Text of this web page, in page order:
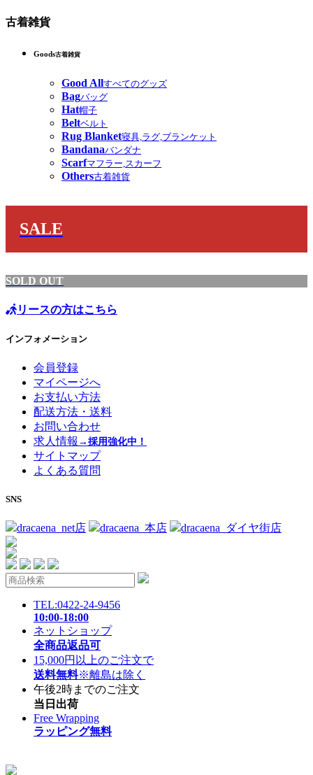
古着雑貨
Goods古着雑貨
Good Allすべてのグッズ
Bagバッグ
Hat帽子
Beltベルト
Rug Blanket寝具,ラグ,ブランケット
Bandanaバンダナ
Scarfマフラー,スカーフ
Others古着雑貨
SALE
SOLD OUT
リースの方はこちら
インフォメーション
会員登録
マイページへ
お支払い方法
配送方法・送料
お問い合わせ
求人情報 →採用強化中！
サイトマップ
よくある質問
SNS
dracaena_net店 dracaena_本店 dracaena_ダイヤ街店
TEL:0422-24-9456
10:00-18:00
ネットショップ
全商品返品可
15,000円以上のご注文で
送料無料※離島は除く
午後2時までのご注文
当日出荷
Free Wrapping
ラッピング無料